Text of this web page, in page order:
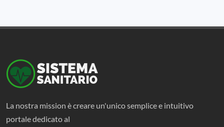
La nostra mission è creare un'unico semplice e intuitivo
portale dedicato al